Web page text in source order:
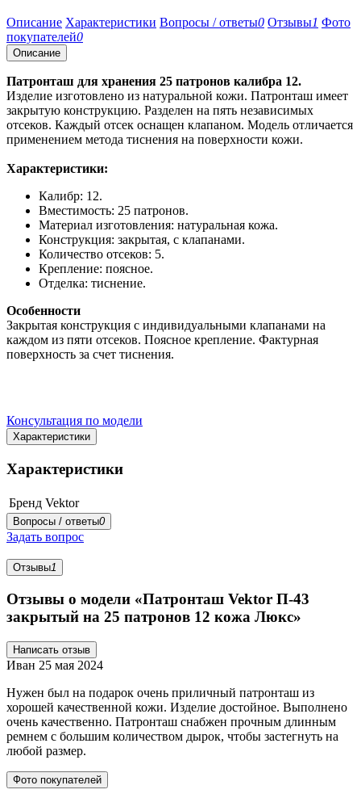
Описание Характеристики Вопросы / ответы0 Отзывы1 Фото
покупателей0
Описание
Патронташ для хранения 25 патронов калибра 12.
Изделие изготовлено из натуральной кожи. Патронташ имеет
закрытую конструкцию. Разделен на пять независимых
отсеков. Каждый отсек оснащен клапаном. Модель отличается
применением метода тиснения на поверхности кожи.
Характеристики:
Калибр: 12.
Вместимость: 25 патронов.
Материал изготовления: натуральная кожа.
Конструкция: закрытая, с клапанами.
Количество отсеков: 5.
Крепление: поясное.
Отделка: тиснение.
Особенности
Закрытая конструкция с индивидуальными клапанами на
каждом из пяти отсеков. Поясное крепление. Фактурная
поверхность за счет тиснения.
Консультация по модели
Характеристики
Характеристики
Бренд Vektor
Вопросы / ответы0
Задать вопрос
Отзывы1
Отзывы о модели «Патронташ Vektor П-43
закрытый на 25 патронов 12 кожа Люкс»
Написать отзыв
Иван 25 мая 2024
Нужен был на подарок очень приличный патронташ из
хорошей качественной кожи. Изделие достойное. Выполнено
очень качественно. Патронташ снабжен прочным длинным
ремнем с большим количеством дырок, чтобы застегнуть на
любой размер.
Фото покупателей